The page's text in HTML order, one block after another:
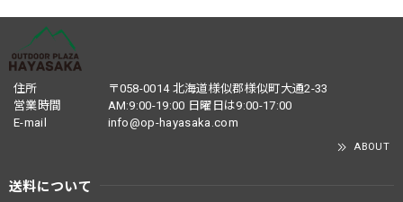
住所
〒058-0014 北海道様似郡様似町大通2-33
営業時間
AM:9:00-19:00 日曜日は9:00-17:00
E-mail
info@op-hayasaka.com
ABOUT
送料について